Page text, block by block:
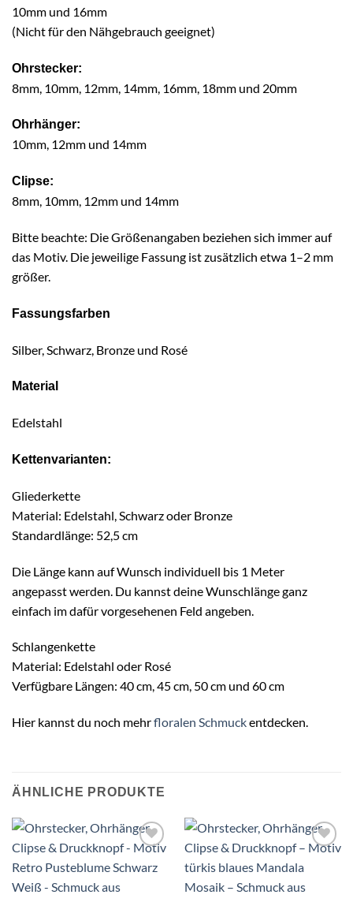
10mm und 16mm
(Nicht für den Nähgebrauch geeignet)
Ohrstecker:
8mm, 10mm, 12mm, 14mm, 16mm, 18mm und 20mm
Ohrhänger:
10mm, 12mm und 14mm
Clipse:
8mm, 10mm, 12mm und 14mm
Bitte beachte: Die Größenangaben beziehen sich immer auf
das Motiv. Die jeweilige Fassung ist zusätzlich etwa 1–2 mm
größer.
Fassungsfarben
Silber, Schwarz, Bronze und Rosé
Material
Edelstahl
Kettenvarianten:
Gliederkette
Material: Edelstahl, Schwarz oder Bronze
Standardlänge: 52,5 cm
Die Länge kann auf Wunsch individuell bis 1 Meter
angepasst werden. Du kannst deine Wunschlänge ganz
einfach im dafür vorgesehenen Feld angeben.
Schlangenkette
Material: Edelstahl oder Rosé
Verfügbare Längen: 40 cm, 45 cm, 50 cm und 60 cm
Hier kannst du noch mehrfloralen Schmuckentdecken.
ÄHNLICHE PRODUKTE
Wunschliste
Wunschliste